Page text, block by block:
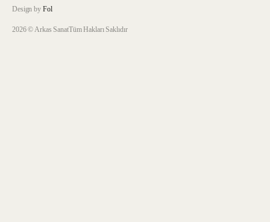
2026 © Arkas SanatTüm Hakları Saklıdır
Design by Fol